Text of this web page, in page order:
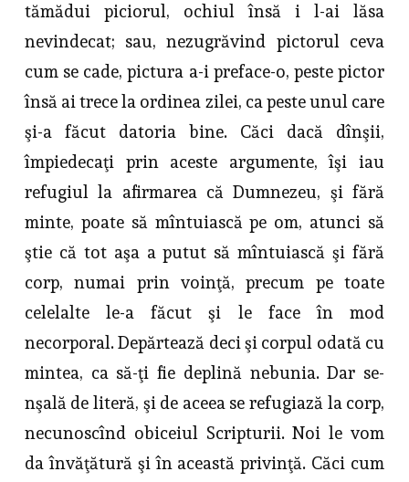
tămădui piciorul, ochiul însă i l-ai lăsa
nevindecat; sau, nezugrăvind pictorul ceva
cum se cade, pictura a-i preface-o, peste pictor
însă ai trece la ordinea zilei, ca peste unul care
şi-a făcut datoria bine. Căci dacă dînşii,
împiedecaţi prin aceste argumente, îşi iau
refugiul la afirmarea că Dumnezeu, şi fără
minte, poate să mîntuiască pe om, atunci să
ştie că tot aşa a putut să mîntuiască şi fără
corp, numai prin voinţă, precum pe toate
celelalte le-a făcut şi le face în mod
necorporal. Depărtează deci şi corpul odată cu
mintea, ca să-ţi fie deplină nebunia. Dar se-
nşală de literă, şi de aceea se refugiază la corp,
necunoscînd obiceiul Scripturii. Noi le vom
da învăţătură şi în această privinţă. Căci cum